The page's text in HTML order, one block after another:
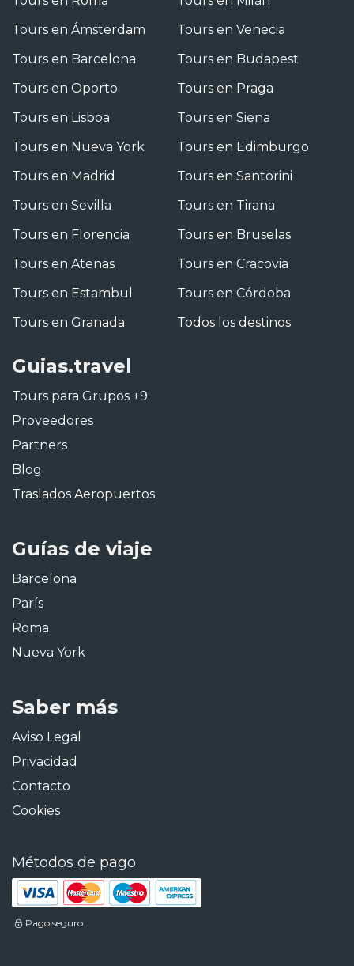
Tours en Ámsterdam
Tours en Barcelona
Tours en Oporto
Tours en Lisboa
Tours en Nueva York
Tours en Madrid
Tours en Sevilla
Tours en Florencia
Tours en Atenas
Tours en Estambul
Tours en Granada
Tours en Venecia
Tours en Budapest
Tours en Praga
Tours en Siena
Tours en Edimburgo
Tours en Santorini
Tours en Tirana
Tours en Bruselas
Tours en Cracovia
Tours en Córdoba
Todos los destinos
Guias.travel
Tours para Grupos +9
Proveedores
Partners
Blog
Traslados Aeropuertos
Guías de viaje
Barcelona
París
Roma
Nueva York
Saber más
Aviso Legal
Privacidad
Contacto
Cookies
Métodos de pago
Pago seguro